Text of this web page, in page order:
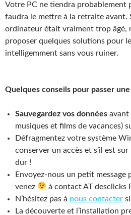
Votre PC ne tiendra probablement
faudra le mettre à la retraite avant.
ordinateur était vraiment trop âgé,
proposer quelques solutions pour
intelligemment sans vous ruiner.
Quelques conseils pour passer
Sauvegardez vos données avant
musiques et films de vacances)
Défragmentez votre système
conserver un accès et s’il est
dur !
Envoyez-nous un petit message
venez
à contact AT desclicks
N’hésitez pas à nous contacter
La découverte et l’installation